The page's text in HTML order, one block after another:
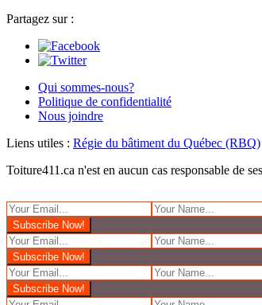
Partagez sur :
Qui sommes-nous?
Politique de confidentialité
Nous joindre
Liens utiles : Régie du bâtiment du Québec (RBQ)
Toiture411.ca n'est en aucun cas responsable de